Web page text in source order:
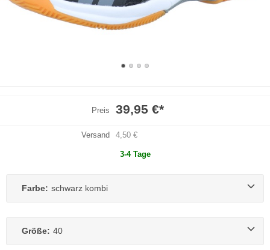
Preis 39,95 €*
Versand 4,50 €
3-4 Tage
Farbe: schwarz kombi
Größe: 40